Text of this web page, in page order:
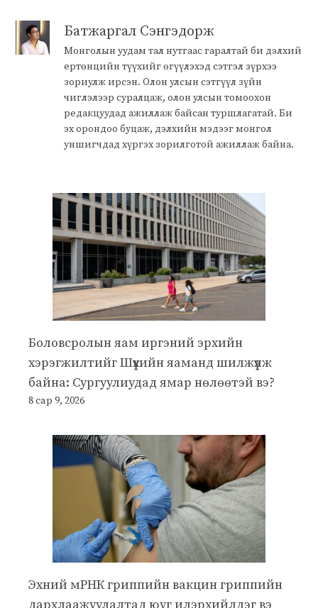
Батжаргал Сэнгэдорж
Монголын уудам тал нутгаас гаралтай би дэлхий
ертөнцийн түүхийг өгүүлэхэд сэтгэл зүрхээ
зориулж ирсэн. Олон улсын сэтгүүл зүйн
чиглэлээр суралцаж, олон улсын томоохон
редакцуудад ажиллаж байсан туршлагатай. Би
эх орондоо буцаж, дэлхийн мэдээг монгол
уншигчдад хүргэх зорилготой ажиллаж байна.
Боловсролын яам иргэний эрхийн
хэрэгжилтийг Шүүхийн яаманд шилжүүлж
байна: Сургуулиудад ямар нөлөөтэй вэ?
8 сар 9, 2026
Эхний мРНК гриппийн вакцин гриппийн
дархлаажуулалтад юуг илэрхийлдэг вэ